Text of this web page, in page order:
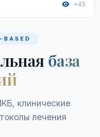
+45
BASED
база
клинические
лечения